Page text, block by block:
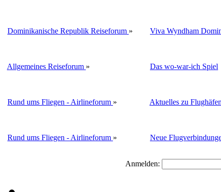
Dominikanische Republik Reiseforum » Viva Wyndham
Allgemeines Reiseforum » Das wo-war-ich Spiel
Rund ums Fliegen - Airlineforum » Aktuelles zu
Rund ums Fliegen - Airlineforum » Neue
Anmelden: